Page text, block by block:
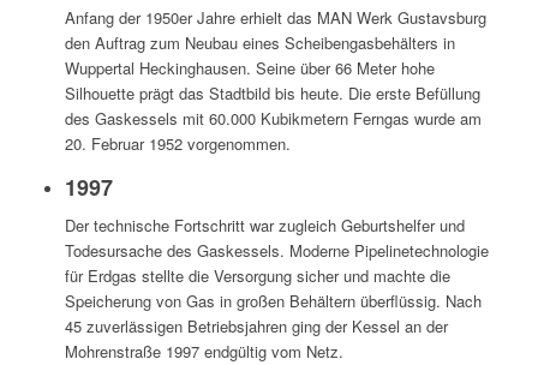
Anfang der 1950er Jahre erhielt das MAN Werk Gustavsburg
den Auftrag zum Neubau eines Scheibengasbehälters in
Wuppertal Heckinghausen. Seine über 66 Meter hohe
Silhouette prägt das Stadtbild bis heute. Die erste Befüllung
des Gaskessels mit 60.000 Kubikmetern Ferngas wurde am
20. Februar 1952 vorgenommen.
1997
Der technische Fortschritt war zugleich Geburtshelfer und
Todesursache des Gaskessels. Moderne Pipelinetechnologie
für Erdgas stellte die Versorgung sicher und machte die
Speicherung von Gas in großen Behältern überflüssig. Nach
45 zuverlässigen Betriebsjahren ging der Kessel an der
Mohrenstraße 1997 endgültig vom Netz.